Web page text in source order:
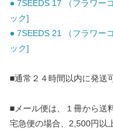
● 7SEEDS 17 （フラワー
ック]
● 7SEEDS 21 （フラワー
ック]
■通常２４時間以内に発送
■メール便は、１冊から送
宅急便の場合、2,500円以